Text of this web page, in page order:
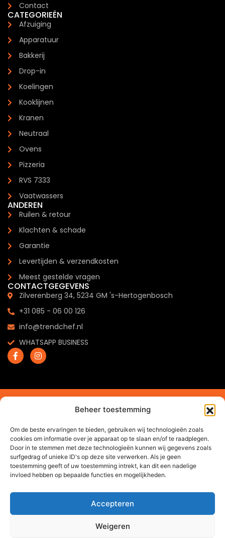
Beheer toestemming
Om de beste ervaringen te bieden, gebruiken wij technologieën zoals
cookies om informatie over je apparaat op te slaan en/of te raadplegen.
Door in te stemmen met deze technologieën kunnen wij gegevens zoals
surfgedrag of unieke ID's op deze site verwerken. Als je geen
toestemming geeft of uw toestemming intrekt, kan dit een nadelige
invloed hebben op bepaalde functies en mogelijkheden.
Accepteren
Weigeren
Contact
CATEGORIEËN
Afzuiging
Apparatuur
Bakkerij
Drop-in
Koelingen
Kooklijnen
Kranen
Neutraal
Ovens
Pizzeria
RVS 7333
Vaatwassers
ANDEREN
Ruilen & retour
Klachten & schade
Garantie
Levertijden & verzendkosten
Meest gestelde vragen
CONTACTGEGEVENS
Zilverenberg 34, 5234 GM 's-Hertogenbosch
+31 085 - 06 00 126
info@trendchef.nl
WHATSAPP BUSINESS
Website gemaakt doorArkdesign.nl